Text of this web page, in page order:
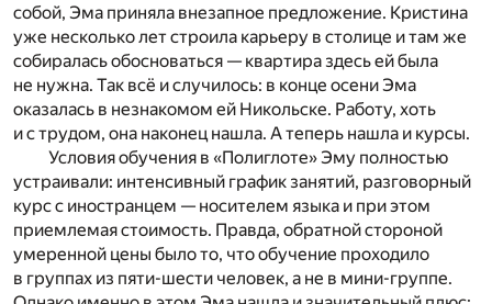
собой, Эма приняла внезапное предложение. Кристина
уже несколько лет строила карьеру в столице и там же
собиралась обосноваться — квартира здесь ей была
не нужна. Так всё и случилось: в конце осени Эма
оказалась в незнакомом ей Никольске. Работу, хоть
и с трудом, она наконец нашла. А теперь нашла и курсы.
Условия обучения в «Полиглоте» Эму полностью
устраивали: интенсивный график занятий, разговорный
курс с иностранцем — носителем языка и при этом
приемлемая стоимость. Правда, обратной стороной
умеренной цены было то, что обучение проходило
в группах из пяти-шести человек, а не в мини-группе.